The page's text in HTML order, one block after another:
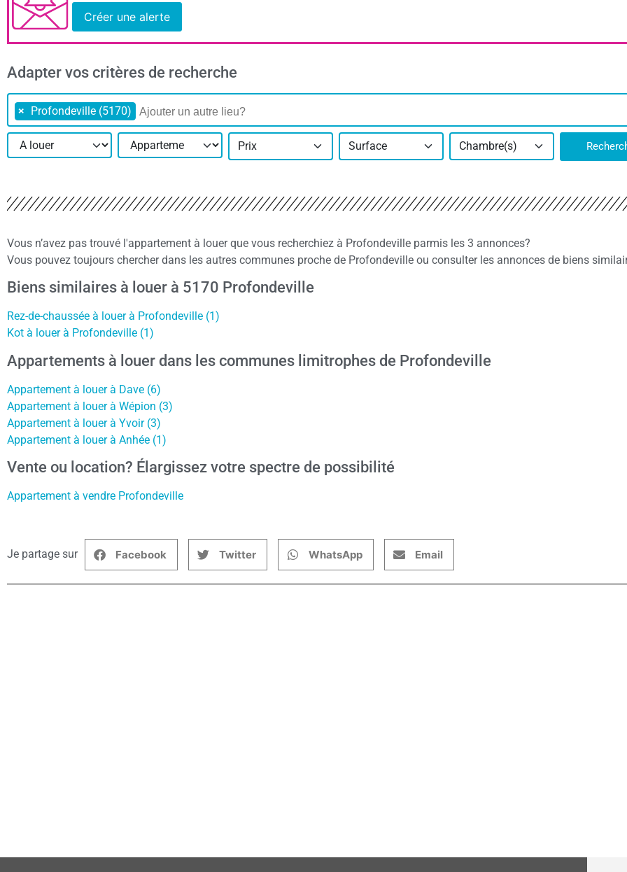
Créer une alerte
Adapter vos critères de recherche
× Profondeville (5170)
Prix Surface Chambre(s)
Vous n’avez pas trouvé l'appartement à louer que vous recherchiez à Profondeville parmis les 3 annonces?
Vous pouvez toujours chercher dans les autres communes proche de Profondeville ou consulter les annonces de biens
Biens similaires à louer à 5170 Profondeville
Rez-de-chaussée à louer à Profondeville (1)
Kot à louer à Profondeville (1)
Appartements à louer dans les communes limitrophes de Profondeville
Appartement à louer à Dave (6)
Appartement à louer à Wépion (3)
Appartement à louer à Yvoir (3)
Appartement à louer à Anhée (1)
Vente ou location? Élargissez votre spectre de possibilité
Appartement à vendre Profondeville
Je partage sur Facebook Twitter WhatsApp Email